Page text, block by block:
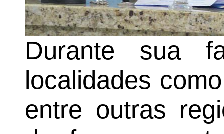
Durante sua
localidades
entre outras